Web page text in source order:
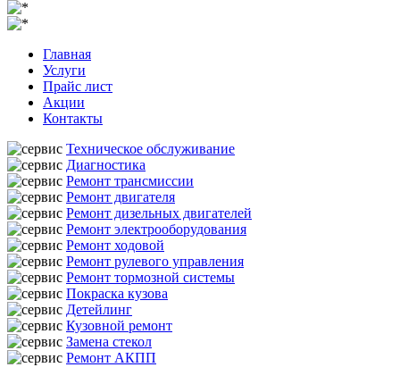
Главная
Услуги
Прайс лист
Акции
Контакты
Техническое обслуживание
Диагностика
Ремонт трансмиссии
Ремонт двигателя
Ремонт дизельных двигателей
Ремонт электрооборудования
Ремонт ходовой
Ремонт рулевого управления
Ремонт тормозной системы
Покраска кузова
Детейлинг
Кузовной ремонт
Замена стекол
Ремонт АКПП